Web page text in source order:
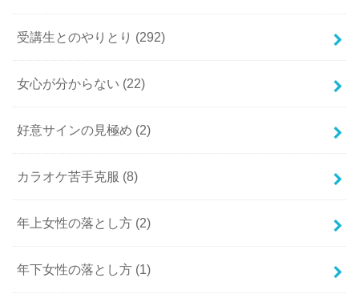
受講生とのやりとり (292)
女心が分からない (22)
好意サインの見極め (2)
カラオケ苦手克服 (8)
年上女性の落とし方 (2)
年下女性の落とし方 (1)